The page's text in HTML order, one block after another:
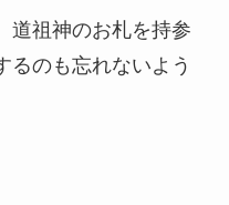
道祖神のお札を持参
るのも忘れないよう